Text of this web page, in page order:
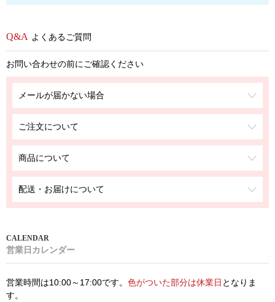
よくあるご質問
お問い合わせの前にご確認ください
メールが届かない場合
ご注文について
商品について
配送・お届けについて
営業日カレンダー
営業時間は10:00～17:00です。 色がついた部分は休業日 となりま
す。